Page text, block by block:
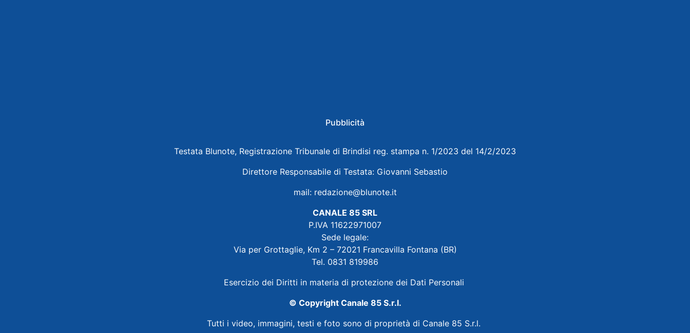
Pubblicità
Testata Blunote, Registrazione Tribunale di Brindisi reg. stampa n. 1/2023 del 14/2/2023
Direttore Responsabile di Testata: Giovanni Sebastio
mail: redazione@blunote.it
CANALE 85 SRL
P.IVA 11622971007
Sede legale:
Via per Grottaglie, Km 2 – 72021 Francavilla Fontana (BR)
Tel. 0831 819986
Esercizio dei Diritti in materia di protezione dei Dati Personali
© Copyright Canale 85 S.r.l.
Tutti i video, immagini, testi e foto sono di proprietà di Canale 85 S.r.l.